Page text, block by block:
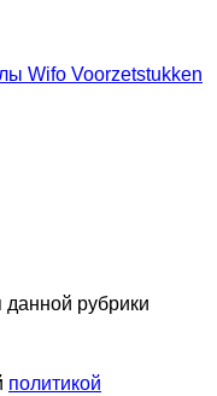
Wifo Voorzetstukken
рубрики
политикой